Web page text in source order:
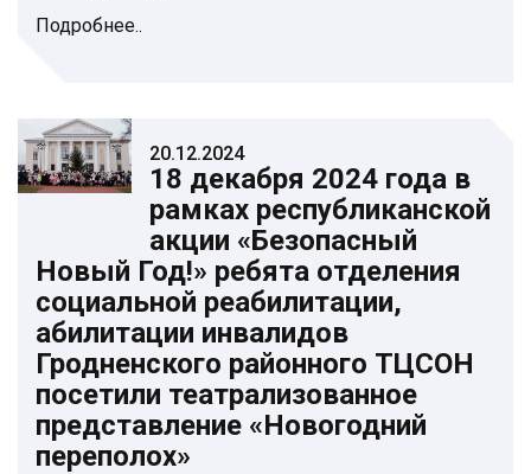
Подробнее..
20.12.2024
18 декабря 2024 года в
рамках республиканской
акции «Безопасный
Новый Год!» ребята отделения
социальной реабилитации,
абилитации инвалидов
Гродненского районного ТЦСОН
посетили театрализованное
представление «Новогодний
переполох»